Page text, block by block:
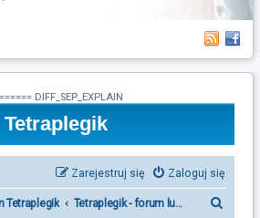
DIFF_SEP_EXPLAIN
Tetraplegik
Zaloguj się
Zarejestruj się
Tetraplegik Tetraplegik - forum ludzi po urazie